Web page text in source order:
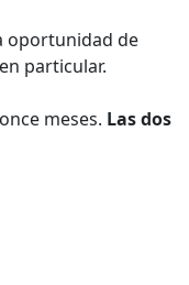
oportunidad de
particular.
meses. Las dos